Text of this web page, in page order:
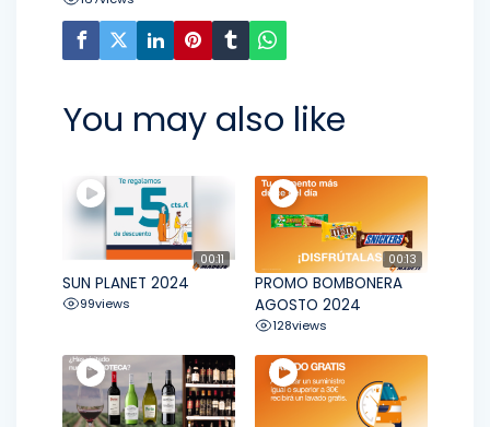
You may also like
00:11
SUN PLANET 2024
99views
00:13
PROMO BOMBONERA
AGOSTO 2024
128views